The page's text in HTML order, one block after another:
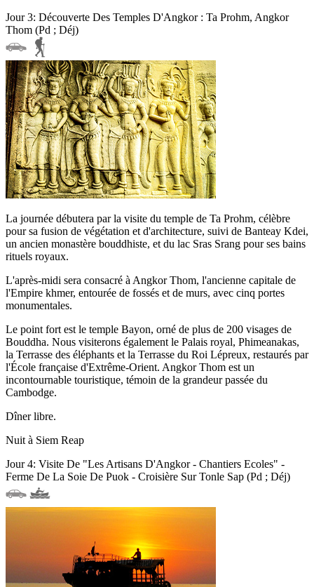
Jour 3: Découverte Des Temples D'Angkor : Ta Prohm, Angkor
Thom (Pd ; Déj)
La journée débutera par la visite du temple de Ta Prohm, célèbre
pour sa fusion de végétation et d'architecture, suivi de Banteay Kdei,
un ancien monastère bouddhiste, et du lac Sras Srang pour ses bains
rituels royaux.
L'après-midi sera consacré à Angkor Thom, l'ancienne capitale de
l'Empire khmer, entourée de fossés et de murs, avec cinq portes
monumentales.
Le point fort est le temple Bayon, orné de plus de 200 visages de
Bouddha. Nous visiterons également le Palais royal, Phimeanakas,
la Terrasse des éléphants et la Terrasse du Roi Lépreux, restaurés par
l'École française d'Extrême-Orient. Angkor Thom est un
incontournable touristique, témoin de la grandeur passée du
Cambodge.
Dîner libre.
Nuit à Siem Reap
Jour 4: Visite De "Les Artisans D'Angkor - Chantiers Ecoles" -
Ferme De La Soie De Puok - Croisière Sur Tonle Sap (Pd ; Déj)